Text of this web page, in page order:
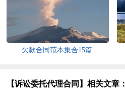
欠款合同范本集合15篇
【诉讼委托代理合同】相关文章：